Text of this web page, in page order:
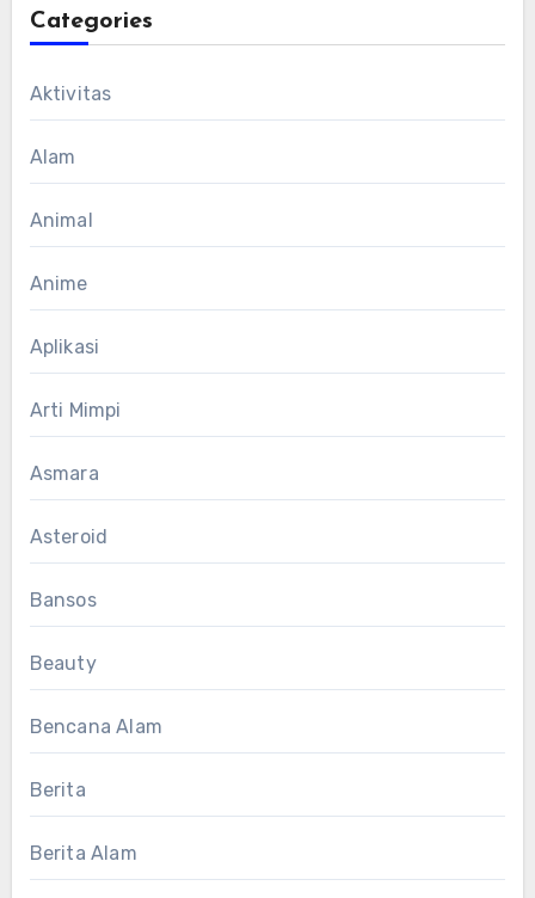
Categories
Aktivitas
Alam
Animal
Anime
Aplikasi
Arti Mimpi
Asmara
Asteroid
Bansos
Beauty
Bencana Alam
Berita
Berita Alam